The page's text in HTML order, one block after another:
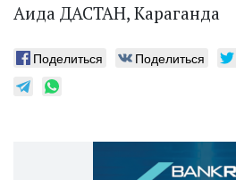
Аида ДАСТАН, Караганда
Поделиться Поделиться